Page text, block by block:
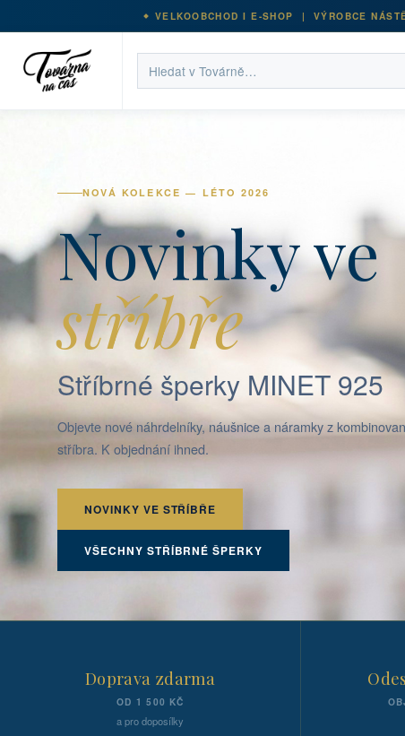
VELKOOBCHOD I E-SHOP | VÝROBCE
NOVÁ KOLEKCE — LÉTO 2026
Novinky ve
stříbře
Stříbrné šperky MINET 925
Objevte nové náhrdelníky, náušnice a náramky z
stříbra. K objednání ihned.
NOVINKY VE STŘÍBŘE
VŠECHNY STŘÍBRNÉ ŠPERKY
Doprava zdarma
OD 1 500 KČ
a pro doposílky